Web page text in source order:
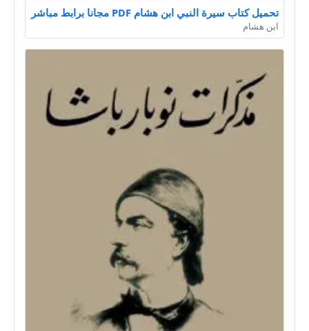
تحميل كتاب سيرة النبي ابن هشام PDF مجانا برابط مباشر
ابن هشام